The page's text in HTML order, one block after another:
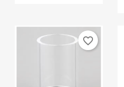
favorite_border